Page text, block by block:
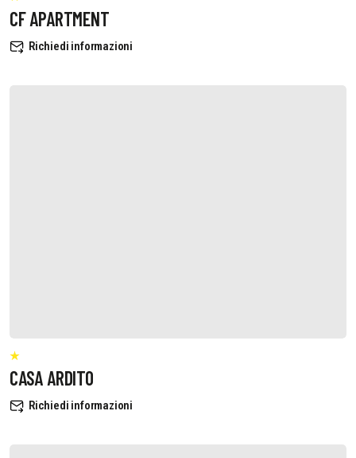
CF APARTMENT
Richiedi informazioni
CASA ARDITO
Richiedi informazioni